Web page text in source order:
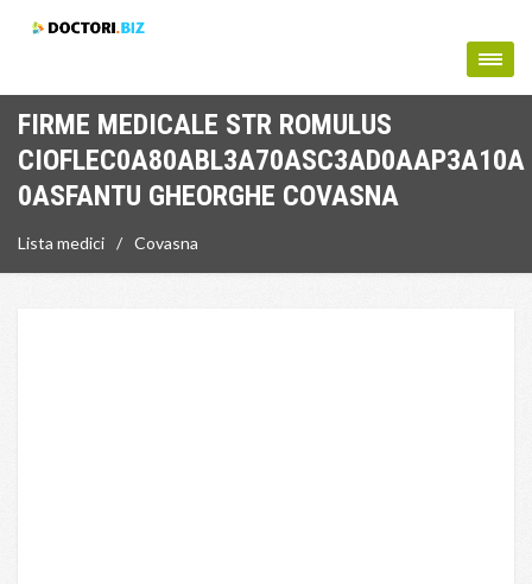
FIRME MEDICALE STR ROMULUS
CIOFLEC0A80ABL3A70ASC3AD0AAP3A10A
0ASFANTU GHEORGHE COVASNA
Lista medici Covasna